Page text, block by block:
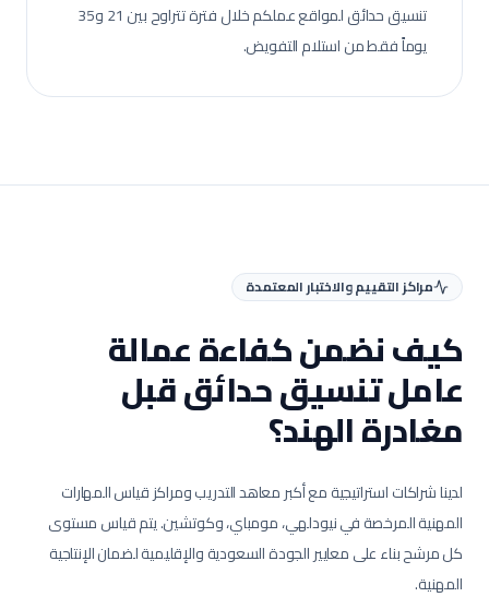
تنسيق حدائق
لمواقع عملكم خلال فترة تتراوح بين 21 و35
يوماً فقط من استلام التفويض.
مراكز التقييم والاختبار المعتمدة
كيف نضمن كفاءة عمالة
عامل تنسيق حدائققبل
مغادرة الهند؟
لدينا شراكات استراتيجية مع أكبر معاهد التدريب ومراكز قياس المهارات
المهنية المرخصة في نيودلهي، مومباي، وكوتشين. يتم قياس مستوى
كل مرشح بناء على معايير الجودة السعودية والإقليمية لضمان الإنتاجية
المهنية.